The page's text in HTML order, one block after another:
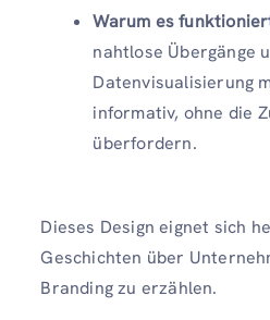
Warum es
nahtlose Übergänge
Datenvisualisierung
informativ, ohne die
überfordern.
Dieses Design eignet sich
Geschichten über
Branding zu erzählen.